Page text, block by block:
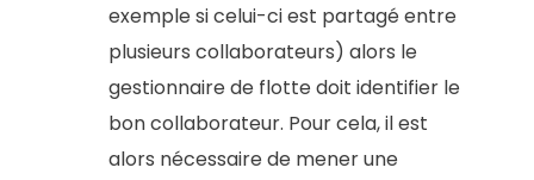
exemple si celui-ci est partagé entre
plusieurs collaborateurs) alors le
gestionnaire de flotte doit identifier le
bon collaborateur. Pour cela, il est
alors nécessaire de mener une